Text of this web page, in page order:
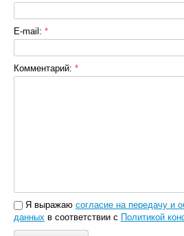
E-mail: *
Комментарий: *
Я выражаю согласие на передачу и
данных в соответствии с Политикой